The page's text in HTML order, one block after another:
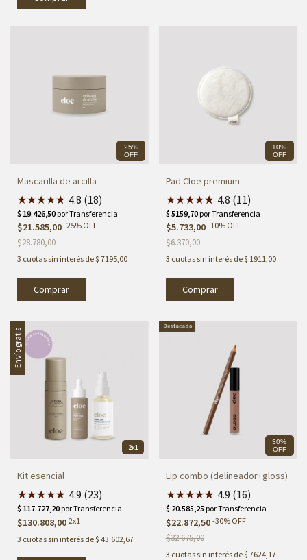
25%
OFF
Mascarilla de arcilla
★★★★★
★ 4.8 (18)
$21.585,00 -25% OFF
$28.780,00
3 cuotas sin interés de$ 7195,00
10%
OFF
Pad Cloe premium
★★★★★
★ 4.8 (11)
$5.733,00 -10% OFF
$6.370,00
3 cuotas sin interés de$ 1911,00
Envío gratis
2x1
Kit esencial
★★★★★
★ 4.9 (23)
$130.808,00 2x1
3 cuotas sin interés de$ 43.602,67
30%
OFF
Lip combo (delineador+gloss)
★★★★★
★ 4.9 (16)
$22.872,50 -30% OFF
$32.675,00
3 cuotas sin interés de$ 7624,17